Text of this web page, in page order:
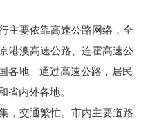
主要依靠高速公路网络，全
港澳高速公路、连霍高速公
各地。通过高速公路，居民
省内外各地。
，交通繁忙。市内主要道路